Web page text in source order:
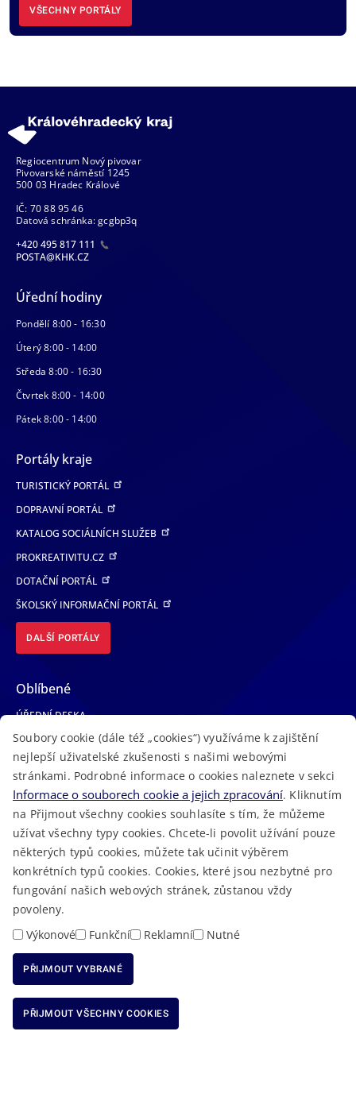
VŠECHNY PORTÁLY
Regiocentrum Nový pivovar
Pivovarské náměstí 1245
500 03 Hradec Králové
IČ: 70 88 95 46
Datová schránka: gcgbp3q
+420 495 817 111
POSTA@KHK.CZ
Úřední hodiny
Pondělí 8:00 - 16:30
Úterý 8:00 - 14:00
Středa 8:00 - 16:30
Čtvrtek 8:00 - 14:00
Pátek 8:00 - 14:00
Portály kraje
TURISTICKÝ PORTÁL
DOPRAVNÍ PORTÁL
KATALOG SOCIÁLNÍCH SLUŽEB
PROKREATIVITU.CZ
DOTAČNÍ PORTÁL
ŠKOLSKÝ INFORMAČNÍ PORTÁL
DALŠÍ PORTÁLY
Oblíbené
ÚŘEDNÍ DESKA
TELEFONNÍ SEZNAM
LÉKAŘSKÁ POHOTOVOST
VOLNÁ MÍSTA
AKTUALITY
2023 © Královéhradecký kraj • Vytvořeno vMacron Software
RSS • Mapa stránek •Cookies Prohlášení o přístupnosti
Soubory cookie (dále též „cookies“) využíváme k zajištění
nejlepší uživatelské zkušenosti s našimi webovými
stránkami. Podrobné informace o cookies naleznete v sekci
Informace o souborech cookie a jejich zpracování. Kliknutím
na Přijmout všechny cookies souhlasíte s tím, že můžeme
užívat všechny typy cookies. Chcete-li povolit užívání pouze
některých typů cookies, můžete tak učinit výběrem
konkrétních typů cookies. Cookies, které jsou nezbytné pro
fungování našich webových stránek, zůstanou vždy
povoleny.
Výkonové
Funkční Reklamní Nutné
PŘIJMOUT VYBRANÉ
PŘIJMOUT VŠECHNY COOKIES
ODMÍTNOUT VŠECHNY COOKIES